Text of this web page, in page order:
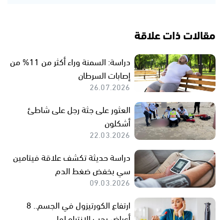
مقالات ذات علاقة
دراسة: السمنة وراء أكثر من 11% من
إصابات السرطان
26.07.2026
العثور على جثة رجل على شاطئ
أشكلون
22.03.2026
دراسة حديثة تكشف علاقة فيتامين
سي بخفض ضغط الدم
09.03.2026
ارتفاع الكورتيزول في الجسم.. 8